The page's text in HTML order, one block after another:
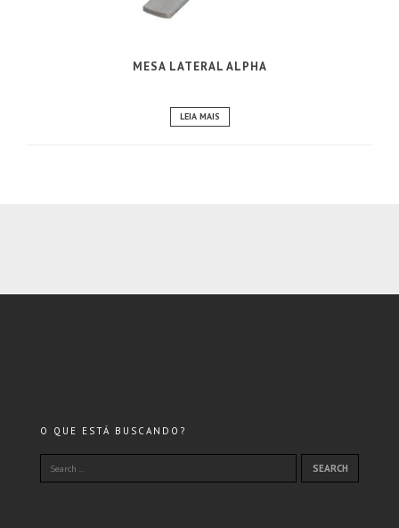
MESA LATERAL ALPHA
LEIA MAIS
O QUE ESTÁ BUSCANDO?